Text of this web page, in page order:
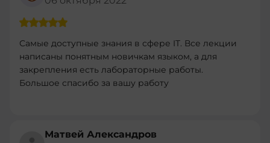
Самые доступные знания в сфере IT. Все лекции
написаны понятным новичкам языком, а для
закрепления есть лабораторные работы.
Большое спасибо за вашу работу
Матвей Александров